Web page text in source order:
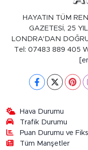
HAYATIN TÜM
GAZETESİ, 25
LONDRA'DAN
Tel: 07483 889 405
Hava Durumu
Trafik Durumu
Puan Durumu ve
Tüm Manşetler